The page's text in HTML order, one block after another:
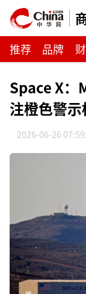
推荐 品牌
Space X：
注橙色警示
2026-06-26